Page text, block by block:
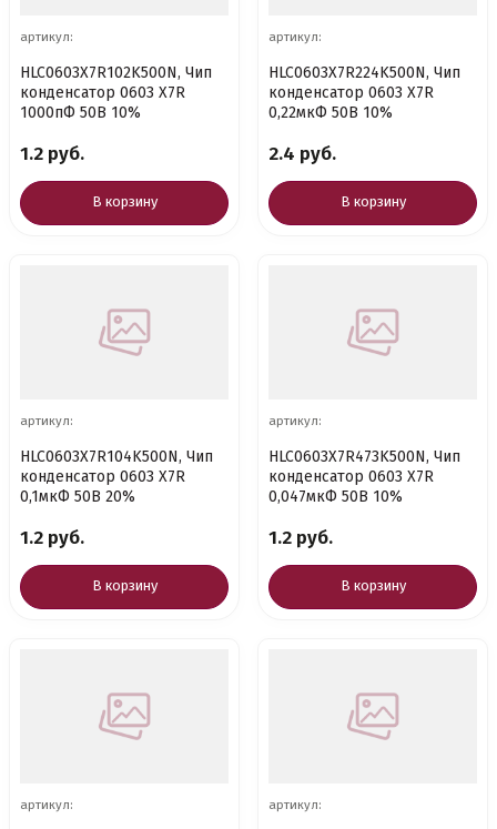
артикул:
HLC0603X7R102K500N, Чип
конденсатор 0603 X7R
1000пФ 50В 10%
1.2 руб.
В корзину
артикул:
HLC0603X7R224K500N, Чип
конденсатор 0603 X7R
0,22мкФ 50В 10%
2.4 руб.
В корзину
артикул:
HLC0603X7R104K500N, Чип
конденсатор 0603 X7R
0,1мкФ 50В 20%
1.2 руб.
В корзину
артикул:
HLC0603X7R473K500N, Чип
конденсатор 0603 X7R
0,047мкФ 50В 10%
1.2 руб.
В корзину
артикул: артикул: